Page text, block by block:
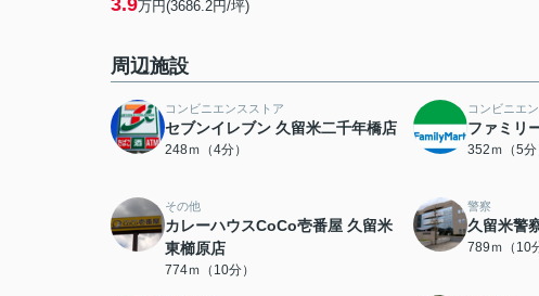
3.9万円(3686.2円/坪)
周辺施設
コンビニエンスストア
セブンイレブン 久留米二千年橋店
248ｍ（4分）
コンビニエ
ファミリ
352ｍ（5分
その他
カレーハウスCoCo壱番屋 久留米
東櫛原店
774ｍ（10分）
警察
久留米警
789ｍ（10